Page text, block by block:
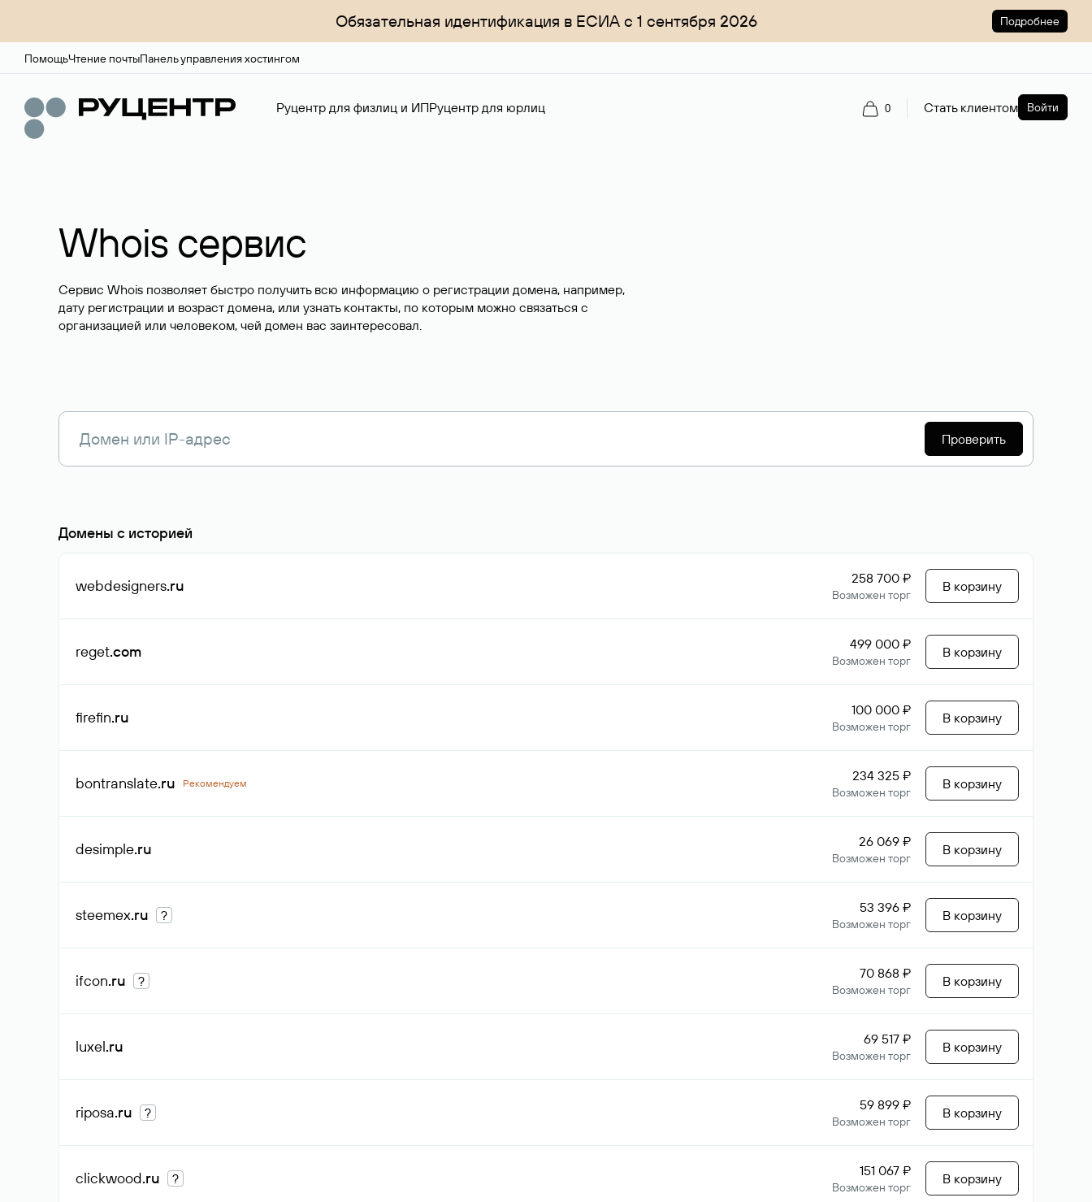
Обязательная идентификация в ЕСИА с 1 сентября 2026 Подробнее
ПомощьЧтение почтыПанель управления хостингом
Руцентр для физлиц и ИПРуцентр для юрлиц 0 Стать клиентом Войти
Whois сервис
Сервис Whois позволяет быстро получить всю информацию о регистрации домена, например,
дату регистрации и возраст домена, или узнать контакты, по которым можно связаться с
организацией или человеком, чей домен вас заинтересовал.
Проверить
Домены с историей
webdesigners.ru 258 700 ₽
Возможен торг
В корзину
reget.com 499 000 ₽
Возможен торг
В корзину
firefin.ru 100 000 ₽
Возможен торг
В корзину
bontranslate.ru Рекомендуем 234 325 ₽
Возможен торг
В корзину
desimple.ru 26 069 ₽
Возможен торг
В корзину
steemex.ru ? 53 396 ₽
Возможен торг
В корзину
ifcon.ru ? 70 868 ₽
Возможен торг
В корзину
luxel.ru 69 517 ₽
Возможен торг
В корзину
riposa.ru ? 59 899 ₽
Возможен торг
В корзину
clickwood.ru ? 151 067 ₽
Возможен торг
В корзину